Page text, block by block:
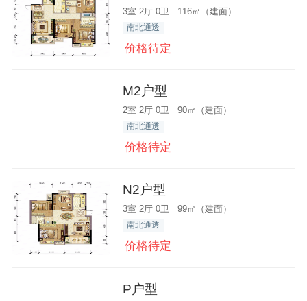
3室 2厅 0卫 116㎡（建面）
南北通透
价格待定
M2户型
2室 2厅 0卫 90㎡（建面）
南北通透
价格待定
N2户型
3室 2厅 0卫 99㎡（建面）
南北通透
价格待定
P户型